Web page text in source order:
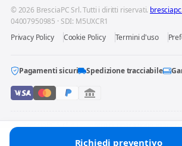
© 2026 BresciaPC Srl. Tutti i diritti riservati.
04007950985 · SDI: M5UXCR1
Privacy Policy
Cookie Policy Termini d'uso
Pagamenti sicuri Spedizione tracciabile
BresciaPC S.r.l. è un centro di riparazione
né autorizzata dai produttori dei dispositivi
Richiedi preventivo